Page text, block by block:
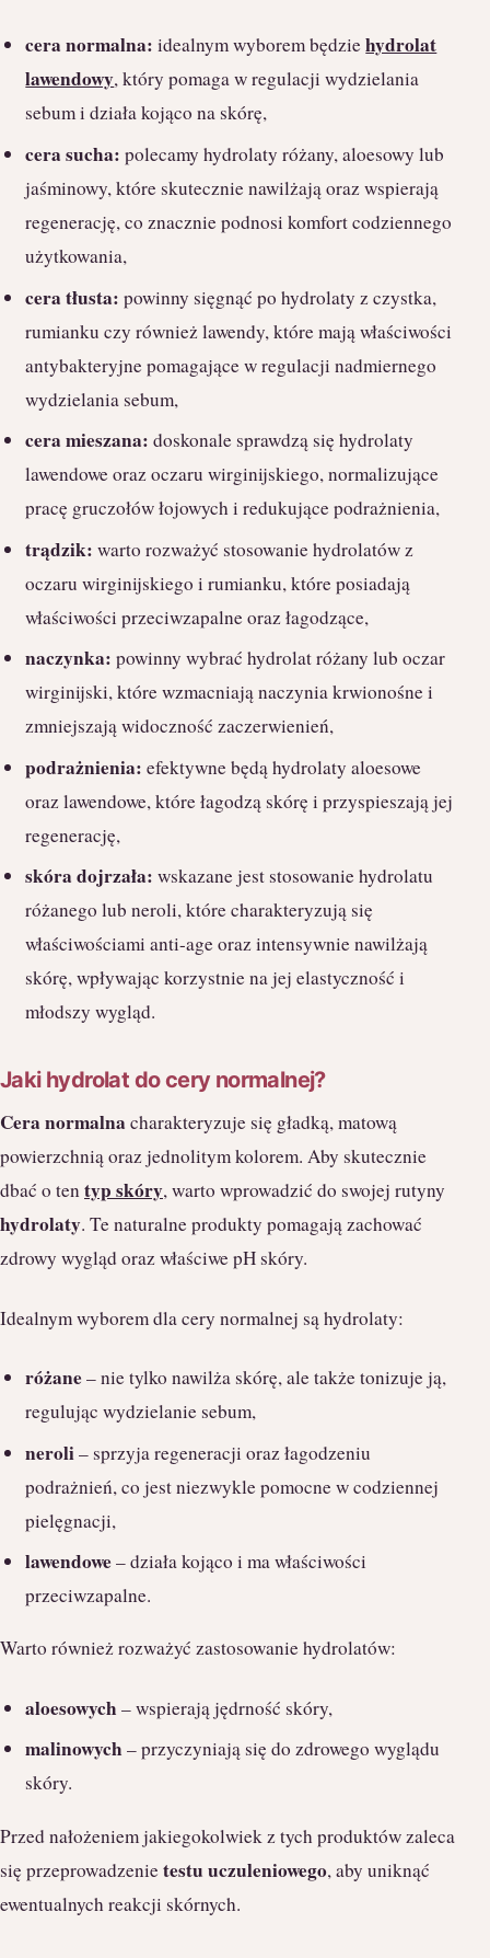
cera normalna: idealnym wyborem będziehydrolat
lawendowy, który pomaga w regulacji wydzielania
sebum i działa kojąco na skórę,
cera sucha: polecamy hydrolaty różany, aloesowy lub
jaśminowy, które skutecznie nawilżają oraz wspierają
regenerację, co znacznie podnosi komfort codziennego
użytkowania,
cera tłusta: powinny sięgnąć po hydrolaty z czystka,
rumianku czy również lawendy, które mają właściwości
antybakteryjne pomagające w regulacji nadmiernego
wydzielania sebum,
cera mieszana: doskonale sprawdzą się hydrolaty
lawendowe oraz oczaru wirginijskiego, normalizujące
pracę gruczołów łojowych i redukujące podrażnienia,
trądzik: warto rozważyć stosowanie hydrolatów z
oczaru wirginijskiego i rumianku, które posiadają
właściwości przeciwzapalne oraz łagodzące,
naczynka: powinny wybrać hydrolat różany lub oczar
wirginijski, które wzmacniają naczynia krwionośne i
zmniejszają widoczność zaczerwienień,
podrażnienia: efektywne będą hydrolaty aloesowe
oraz lawendowe, które łagodzą skórę i przyspieszają jej
regenerację,
skóra dojrzała: wskazane jest stosowanie hydrolatu
różanego lub neroli, które charakteryzują się
właściwościami anti-age oraz intensywnie nawilżają
skórę, wpływając korzystnie na jej elastyczność i
młodszy wygląd.
Jaki hydrolat do cery normalnej?
Cera normalna charakteryzuje się gładką, matową
powierzchnią oraz jednolitym kolorem. Aby skutecznie
dbać o tentyp skóry, warto wprowadzić do swojej rutyny
hydrolaty. Te naturalne produkty pomagają zachować
zdrowy wygląd oraz właściwe pH skóry.
Idealnym wyborem dla cery normalnej są hydrolaty:
różane– nie tylko nawilża skórę, ale także tonizuje ją,
regulując wydzielanie sebum,
neroli– sprzyja regeneracji oraz łagodzeniu
podrażnień, co jest niezwykle pomocne w codziennej
pielęgnacji,
lawendowe– działa kojąco i ma właściwości
przeciwzapalne.
Warto również rozważyć zastosowanie hydrolatów:
aloesowych – wspierają jędrność skóry,
malinowych – przyczyniają się do zdrowego wyglądu
skóry.
Przed nałożeniem jakiegokolwiek z tych produktów zaleca
się przeprowadzenietestu uczuleniowego, aby uniknąć
ewentualnych reakcji skórnych.